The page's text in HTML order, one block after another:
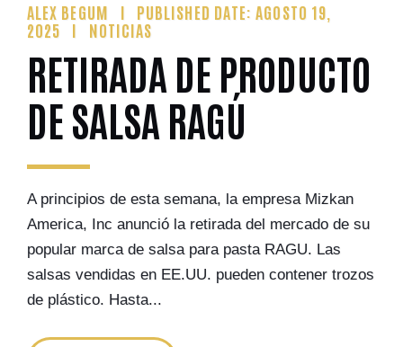
ALEX BEGUM
PUBLISHED DATE: AGOSTO 19,
2025
NOTICIAS
RETIRADA DE PRODUCTO
DE SALSA RAGÚ
A principios de esta semana, la empresa Mizkan
America, Inc anunció la retirada del mercado de su
popular marca de salsa para pasta RAGU. Las
salsas vendidas en EE.UU. pueden contener trozos
de plástico. Hasta...